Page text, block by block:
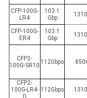
ーCFP-100G-
LR4
103.1
Gbp
CFP-100G-
ER4
103.1
Gbp
CFP2-
100G-SR10 112Gbps
CFP2-
100G-LR4- 112Gbps